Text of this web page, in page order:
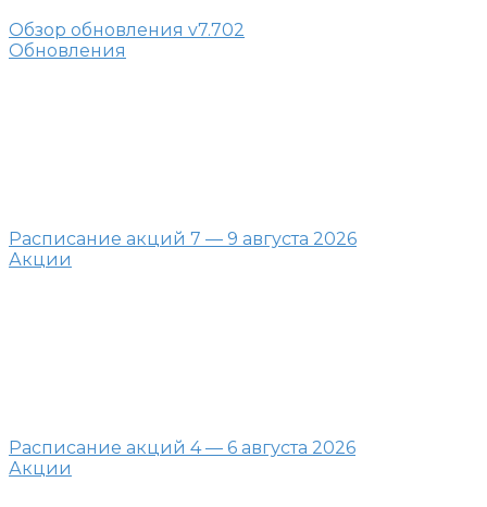
Обзор обновления v7.702
Обновления
Расписание акций 7 — 9 августа 2026
Акции
Расписание акций 4 — 6 августа 2026
Акции